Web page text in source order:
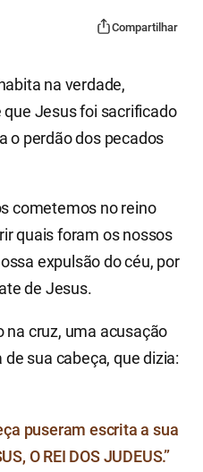
Compartilhar
na verdade,
Jesus foi sacrificado
o perdão dos pecados
cometemos no reino
quais foram os nossos
expulsão do céu, por
de Jesus.
na cruz, uma acusação
sua cabeça, que dizia:
puseram escrita a sua
O REI DOS JUDEUS.”